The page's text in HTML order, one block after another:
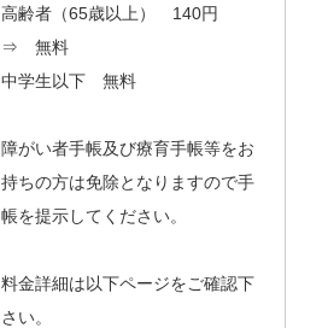
高齢者（65歳以上） 140円
⇒ 無料
中学生以下 無料
障がい者手帳及び療育手帳等をお
持ちの方は免除となりますので手
帳を提示してください。
料金詳細は以下ページをご確認下
さい。